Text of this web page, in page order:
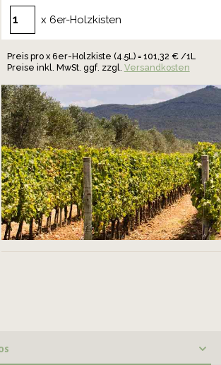
x 6er-Holzkisten
Preis pro x 6er-Holzkiste (4.5L) = 101,32 € /1L
Preise inkl. MwSt. ggf. zzgl. Versandkosten